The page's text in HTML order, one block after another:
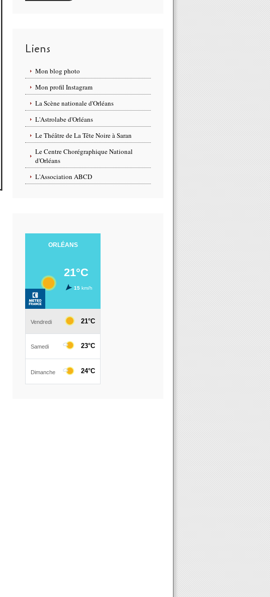
Liens
Mon blog photo
Mon profil Instagram
La Scène nationale d'Orléans
L'Astrolabe d'Orléans
Le Théâtre de La Tête Noire à Saran
Le Centre Chorégraphique National
d'Orléans
L'Association ABCD